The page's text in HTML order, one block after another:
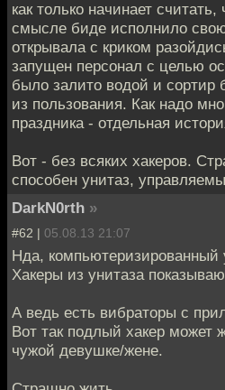
как только начинает
смысле биде исполнило
открывала с криком
запущен персонал с целью
было залито водой и
из пользования. Как надо
праздника - отдельная
Вот - без всяких хакеров.
способен унитаз,
DarkN0rth »
#62 | 05.08.13 21:07
Нда, компьютеризированный
Хакеры из унитаза
А ведь есть вибраторы с
Вот так подлый хакер может
чужой девушке/жене.